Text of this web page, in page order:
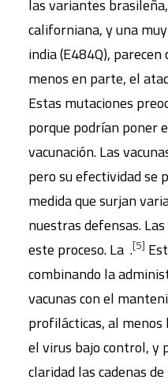
las variantes
californiana, y una
india (E484Q),
menos en parte, el
Estas mutaciones
porque podrían poner
vacunación. Las
pero su efectividad se
medida que surjan
nuestras defensas.
este proceso. La .[5]
combinando la
vacunas con el
profilácticas, al
el virus bajo control, y
claridad las cadenas